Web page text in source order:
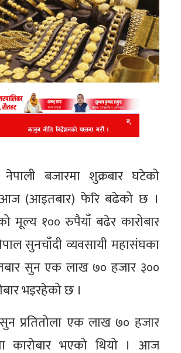
नेपाली बजारमा शुक्रबार घटेको
(आइतबार) फेरि बढेको छ ।
मूल्य १०० रुपैयाँ बढेर कारोबार
सुनचाँदी व्यवसायी महासंघका
सुन एक लाख ७० हजार ३००
भइरहेको छ ।
प्रतितोला एक लाख ७० हजार
कारोबार भएको थियो । आज